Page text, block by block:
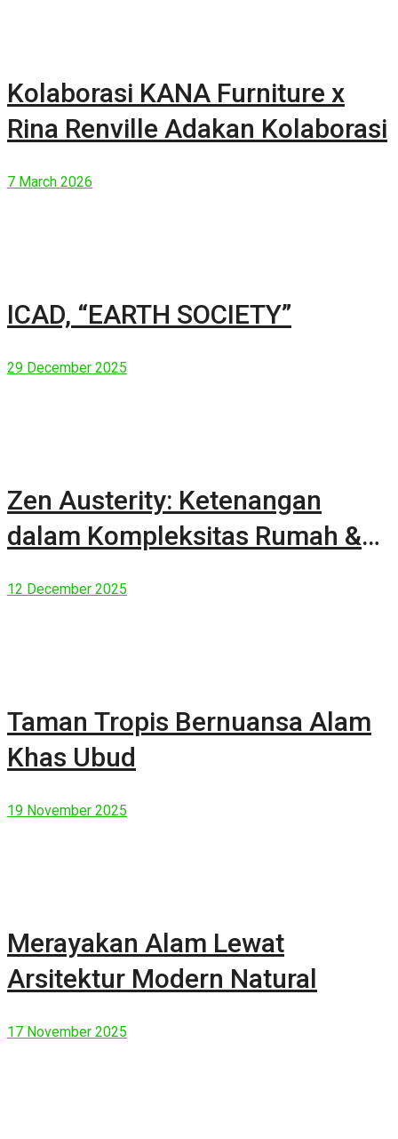
Kolaborasi KANA Furniture x
Rina Renville Adakan Kolaborasi
7 March 2026
ICAD, “EARTH SOCIETY”
29 December 2025
Zen Austerity: Ketenangan
dalam Kompleksitas Rumah &
12 December 2025
Taman Tropis Bernuansa Alam
Khas Ubud
19 November 2025
Merayakan Alam Lewat
Arsitektur Modern Natural
17 November 2025